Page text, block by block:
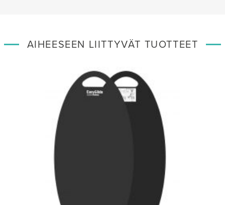
AIHEESEEN LIITTYVÄT TUOTTEET